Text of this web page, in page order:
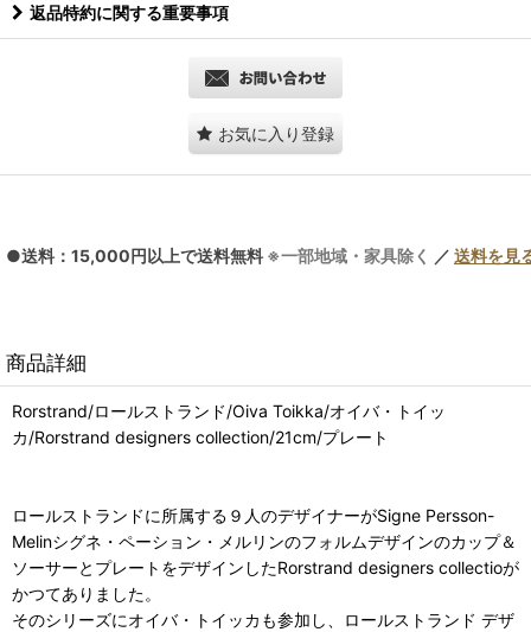
返品特約に関する重要事項
お気に入り登録
●送料：15,000円以上で送料無料 ※一部地域・家具除く ／ 送料を見
商品詳細
Rorstrand/ロールストランド/Oiva Toikka/オイバ・トイッ
カ/Rorstrand designers collection/21cm/プレート
ロールストランドに所属する９人のデザイナーがSigne Persson-
Melinシグネ・ペーション・メルリンのフォルムデザインのカップ＆
ソーサーとプレートをデザインしたRorstrand designers collectioが
かつてありました。
そのシリーズにオイバ・トイッカも参加し、ロールストランド デザ